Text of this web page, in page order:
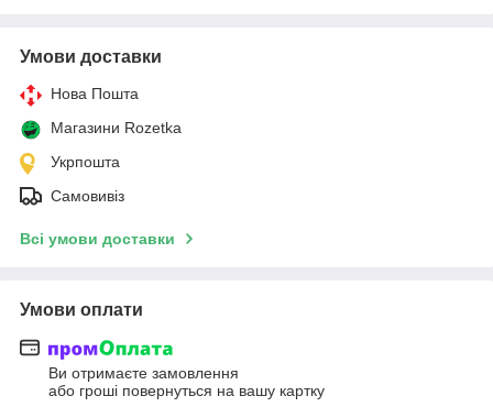
Умови доставки
Нова Пошта
Магазини Rozetka
Укрпошта
Самовивіз
Всі умови доставки
Умови оплати
Ви отримаєте замовлення
або гроші повернуться на вашу картку